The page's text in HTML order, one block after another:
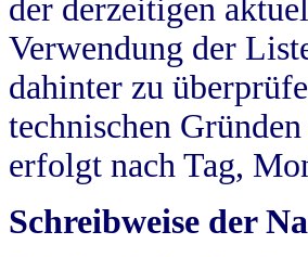
der derzeitigen
Verwendung der
dahinter zu
technischen
erfolgt nach Tag,
Schreibweise der